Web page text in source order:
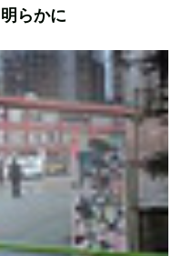
らかに